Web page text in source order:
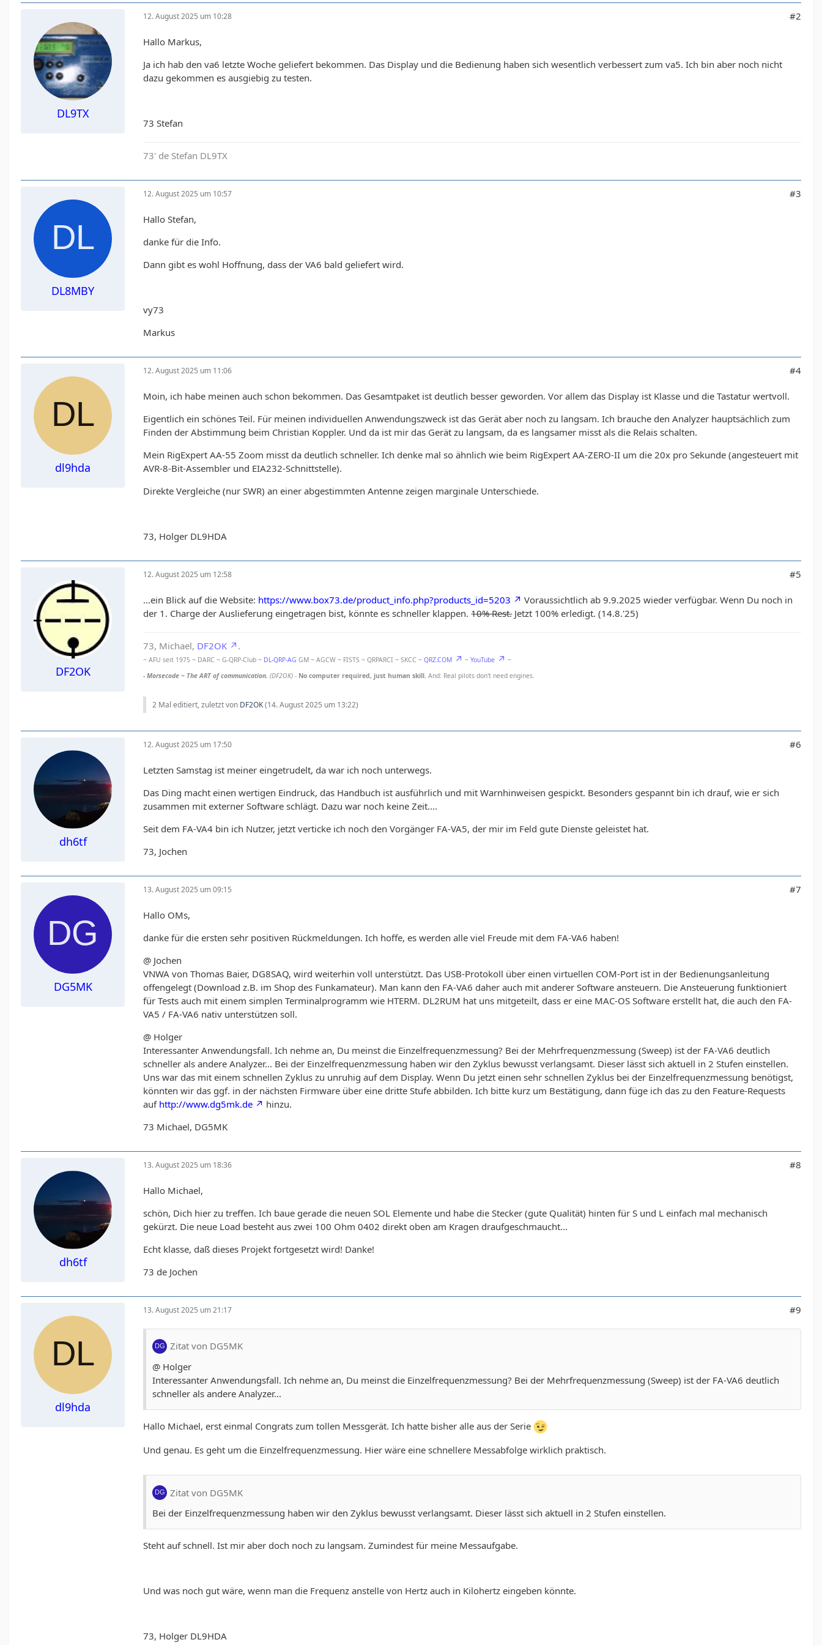
DL9TX
12. August 2025 um 10:28 #2
Hallo Markus,
Ja ich hab den va6 letzte Woche geliefert bekommen. Das Display und die Bedienung haben sich wesentlich verbessert zum va5. Ich bin aber noch nicht
dazu gekommen es ausgiebig zu testen.
73 Stefan
73' de Stefan DL9TX
DL8MBY
12. August 2025 um 10:57 #3
Hallo Stefan,
danke für die Info.
Dann gibt es wohl Hoffnung, dass der VA6 bald geliefert wird.
vy73
Markus
dl9hda
12. August 2025 um 11:06 #4
Moin, ich habe meinen auch schon bekommen. Das Gesamtpaket ist deutlich besser geworden. Vor allem das Display ist Klasse und die Tastatur wertvoll.
Eigentlich ein schönes Teil. Für meinen individuellen Anwendungszweck ist das Gerät aber noch zu langsam. Ich brauche den Analyzer hauptsächlich zum
Finden der Abstimmung beim Christian Koppler. Und da ist mir das Gerät zu langsam, da es langsamer misst als die Relais schalten.
Mein RigExpert AA-55 Zoom misst da deutlich schneller. Ich denke mal so ähnlich wie beim RigExpert AA-ZERO-II um die 20x pro Sekunde (angesteuert mit
AVR-8-Bit-Assembler und EIA232-Schnittstelle).
Direkte Vergleiche (nur SWR) an einer abgestimmten Antenne zeigen marginale Unterschiede.
73, Holger DL9HDA
DF2OK
12. August 2025 um 12:58 #5
...ein Blick auf die Website: https://www.box73.de/product_info.php?products_id=5203
Voraussichtlich ab 9.9.2025 wieder verfügbar. Wenn Du noch in
der 1. Charge der Auslieferung eingetragen bist, könnte es schneller klappen.10% Rest.Jetzt 100% erledigt. (14.8.'25)
73, Michael, DF2OK .
~ AFU seit 1975 ~ DARC ~ G-QRP-Club ~ DL-QRP-AG GM ~ AGCW ~ FISTS ~ QRPARCI ~ SKCC ~QRZ.COM ~YouTube
~
- Morsecode ~ The ART of communication.(DF2OK) - No computer required, just human skill. And: Real pilots don't need engines.
2 Mal editiert, zuletzt von DF2OK(14. August 2025 um 13:22)
dh6tf
12. August 2025 um 17:50 #6
Letzten Samstag ist meiner eingetrudelt, da war ich noch unterwegs.
Das Ding macht einen wertigen Eindruck, das Handbuch ist ausführlich und mit Warnhinweisen gespickt. Besonders gespannt bin ich drauf, wie er sich
zusammen mit externer Software schlägt. Dazu war noch keine Zeit....
Seit dem FA-VA4 bin ich Nutzer, jetzt verticke ich noch den Vorgänger FA-VA5, der mir im Feld gute Dienste geleistet hat.
73, Jochen
DG5MK
13. August 2025 um 09:15 #7
Hallo OMs,
danke für die ersten sehr positiven Rückmeldungen. Ich hoffe, es werden alle viel Freude mit dem FA-VA6 haben!
@ Jochen
VNWA von Thomas Baier, DG8SAQ, wird weiterhin voll unterstützt. Das USB-Protokoll über einen virtuellen COM-Port ist in der Bedienungsanleitung
offengelegt (Download z.B. im Shop des Funkamateur). Man kann den FA-VA6 daher auch mit anderer Software ansteuern. Die Ansteuerung funktioniert
für Tests auch mit einem simplen Terminalprogramm wie HTERM. DL2RUM hat uns mitgeteilt, dass er eine MAC-OS Software erstellt hat, die auch den FA-
VA5 / FA-VA6 nativ unterstützen soll.
@ Holger
Interessanter Anwendungsfall. Ich nehme an, Du meinst die Einzelfrequenzmessung? Bei der Mehrfrequenzmessung (Sweep) ist der FA-VA6 deutlich
schneller als andere Analyzer... Bei der Einzelfrequenzmessung haben wir den Zyklus bewusst verlangsamt. Dieser lässt sich aktuell in 2 Stufen einstellen.
Uns war das mit einem schnellen Zyklus zu unruhig auf dem Display. Wenn Du jetzt einen sehr schnellen Zyklus bei der Einzelfrequenzmessung benötigst,
könnten wir das ggf. in der nächsten Firmware über eine dritte Stufe abbilden. Ich bitte kurz um Bestätigung, dann füge ich das zu den Feature-Requests
auf http://www.dg5mk.de
hinzu.
73 Michael, DG5MK
dh6tf
13. August 2025 um 18:36 #8
Hallo Michael,
schön, Dich hier zu treffen. Ich baue gerade die neuen SOL Elemente und habe die Stecker (gute Qualität) hinten für S und L einfach mal mechanisch
gekürzt. Die neue Load besteht aus zwei 100 Ohm 0402 direkt oben am Kragen draufgeschmaucht...
Echt klasse, daß dieses Projekt fortgesetzt wird! Danke!
73 de Jochen
dl9hda
13. August 2025 um 21:17 #9
Zitat von DG5MK
@ Holger
Interessanter Anwendungsfall. Ich nehme an, Du meinst die Einzelfrequenzmessung? Bei der Mehrfrequenzmessung (Sweep) ist der FA-VA6 deutlich
schneller als andere Analyzer...
Hallo Michael, erst einmal Congrats zum tollen Messgerät. Ich hatte bisher alle aus der Serie
Und genau. Es geht um die Einzelfrequenzmessung. Hier wäre eine schnellere Messabfolge wirklich praktisch.
Zitat von DG5MK
Bei der Einzelfrequenzmessung haben wir den Zyklus bewusst verlangsamt. Dieser lässt sich aktuell in 2 Stufen einstellen.
Steht auf schnell. Ist mir aber doch noch zu langsam. Zumindest für meine Messaufgabe.
Und was noch gut wäre, wenn man die Frequenz anstelle von Hertz auch in Kilohertz eingeben könnte.
73, Holger DL9HDA